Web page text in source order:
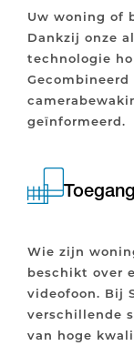
Uw woning of
Dankzij onze
technologie
geïnformeerd.
Wie zijn
beschikt over
videofoon. Bij
verschillende
van hoge